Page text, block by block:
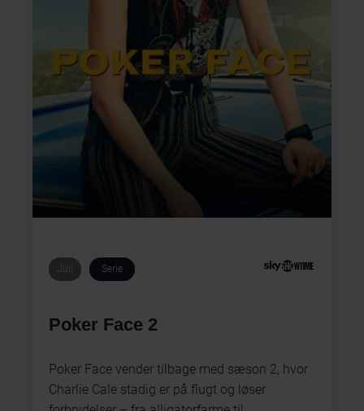
Juli Serie
Poker Face 2
Poker Face vender tilbage med sæson 2, hvor
Charlie Cale stadig er på flugt og løser